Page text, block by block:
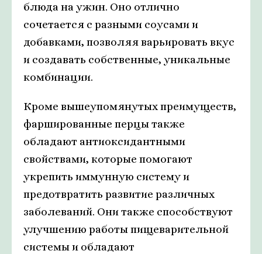
блюда на ужин. Оно отлично
сочетается с разными соусами и
добавками, позволяя варьировать вкус
и создавать собственные, уникальные
комбинации.
Кроме вышеупомянутых преимуществ,
фаршированные перцы также
обладают антиоксидантными
свойствами, которые помогают
укрепить иммунную систему и
предотвратить развитие различных
заболеваний. Они также способствуют
улучшению работы пищеварительной
системы и обладают